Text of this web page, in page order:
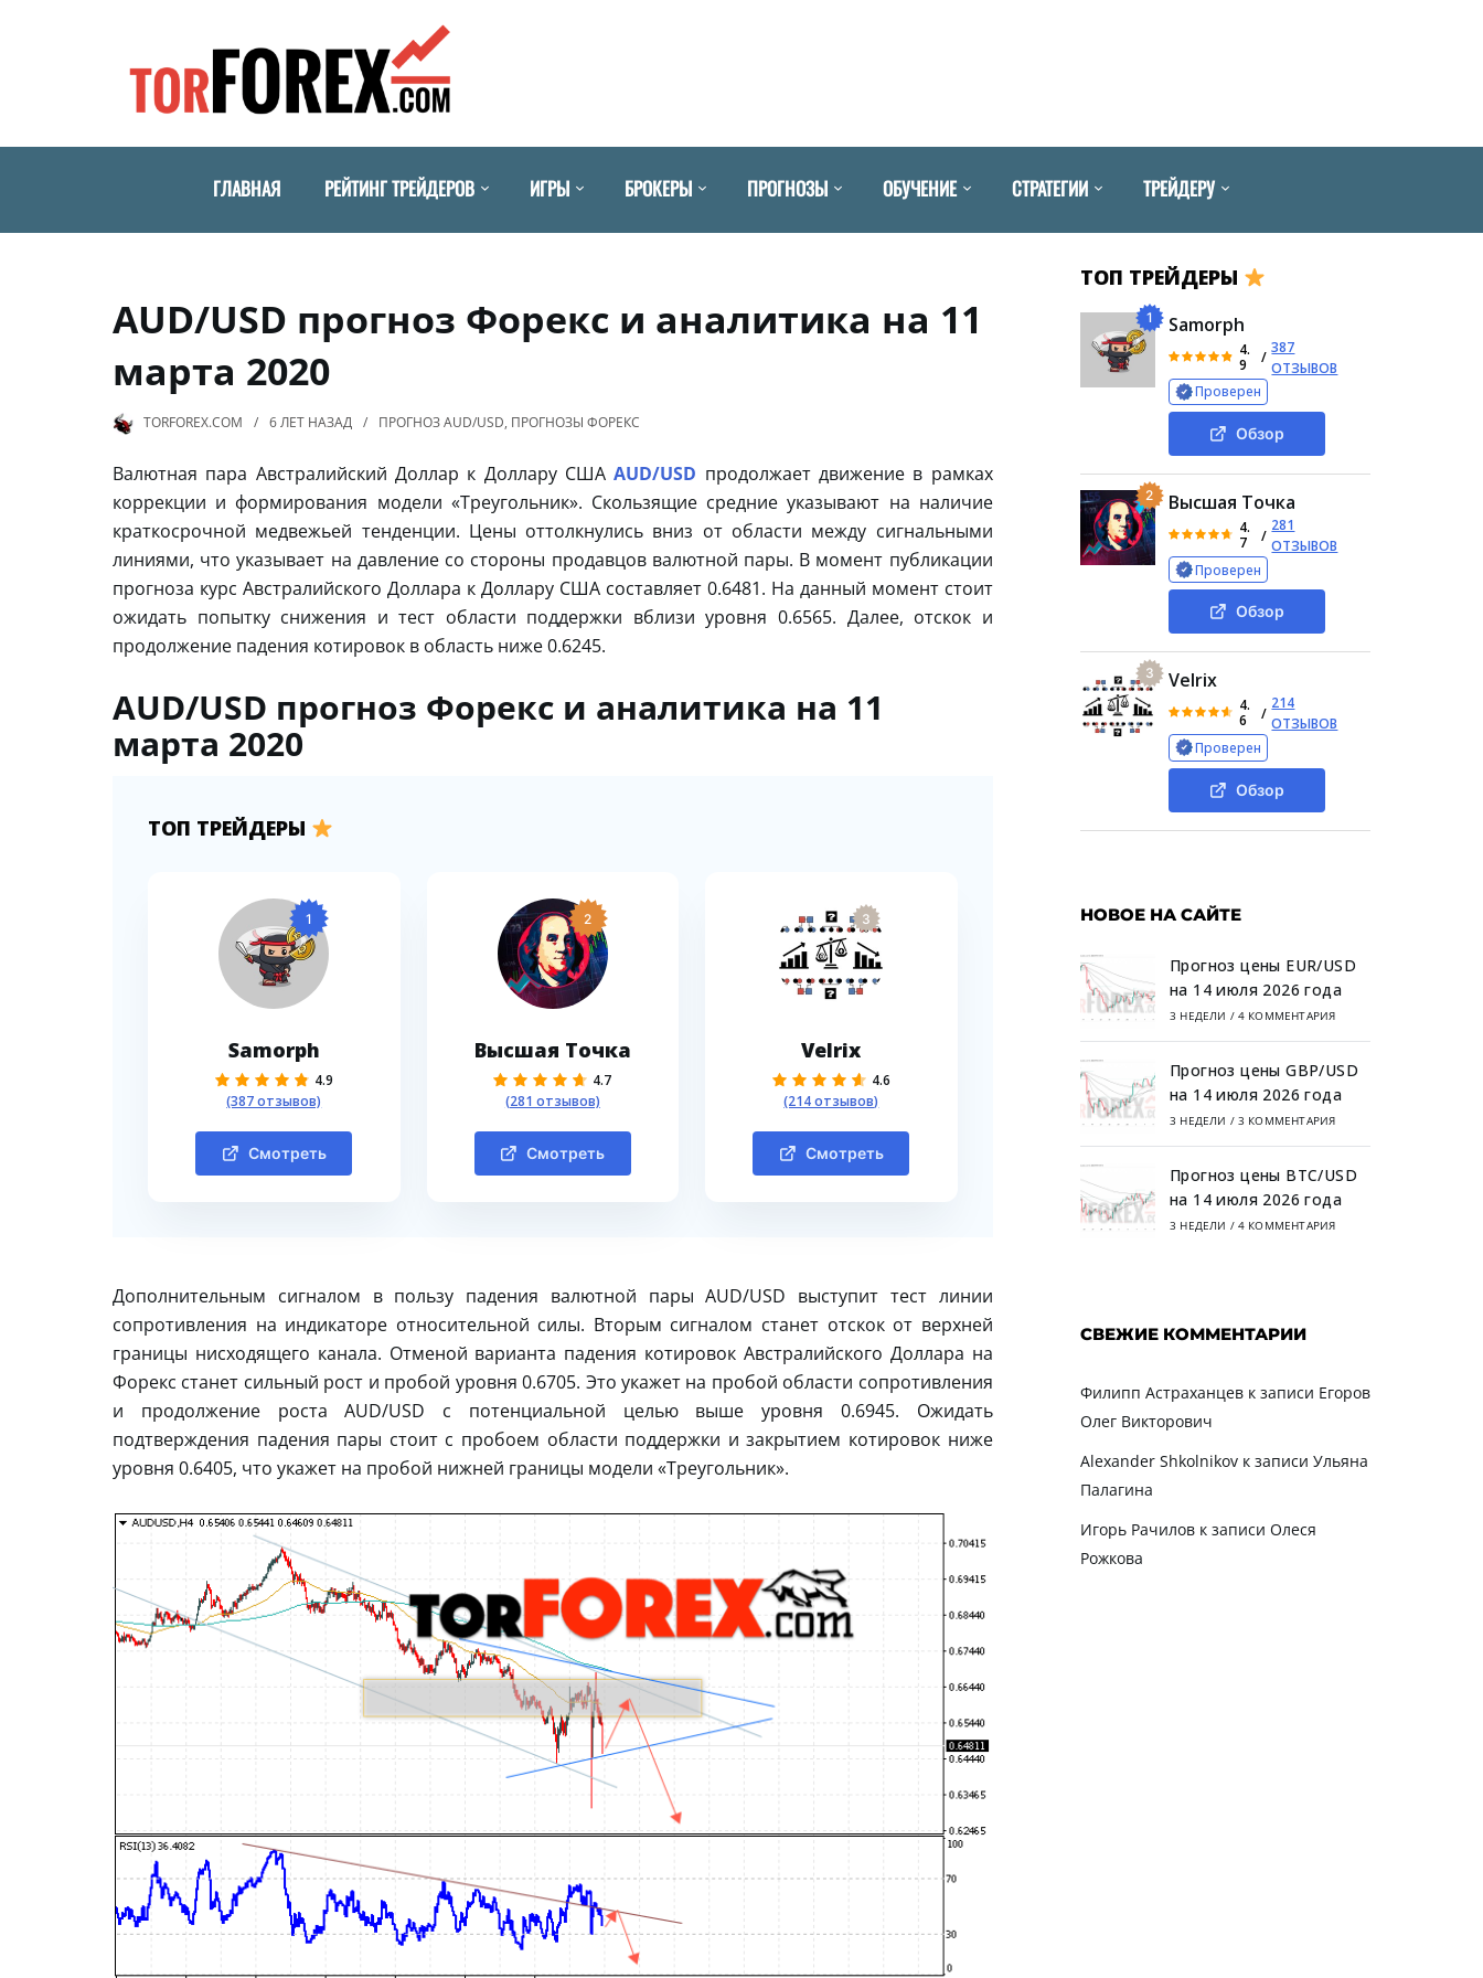
ГЛАВНАЯ РЕЙТИНГ ТРЕЙДЕРОВ ИГРЫ БРОКЕРЫ ПРОГНОЗЫ ОБУЧЕНИЕ СТРАТЕГИИ ТРЕЙДЕРУ
AUD/USD прогноз Форекс и аналитика на 11
марта 2020
TORFOREX.COM 6 ЛЕТ НАЗАД ПРОГНОЗ AUD/USD, ПРОГНОЗЫ ФОРЕКС
Валютная пара Австралийский Доллар к Доллару СШАAUD/USD продолжает движение в рамках
коррекции и формирования модели «Треугольник». Скользящие средние указывают на наличие
краткосрочной медвежьей тенденции. Цены оттолкнулись вниз от области между сигнальными
линиями, что указывает на давление со стороны продавцов валютной пары. В момент публикации
прогноза курс Австралийского Доллара к Доллару США составляет 0.6481. На данный момент стоит
ожидать попытку снижения и тест области поддержки вблизи уровня 0.6565. Далее, отскок и
продолжение падения котировок в область ниже 0.6245.
AUD/USD прогноз Форекс и аналитика на 11
марта 2020
ТОП ТРЕЙДЕРЫ
1
Samorph
4.9
(387 отзывов)
Смотреть
2
Высшая Точка
4.7
(281 отзывов)
Смотреть
3
Velrix
4.6
(214 отзывов)
Смотреть
Дополнительным сигналом в пользу падения валютной пары AUD/USD выступит тест линии
сопротивления на индикаторе относительной силы. Вторым сигналом станет отскок от верхней
границы нисходящего канала. Отменой варианта падения котировок Австралийского Доллара на
Форекс станет сильный рост и пробой уровня 0.6705. Это укажет на пробой области сопротивления
и продолжение роста AUD/USD с потенциальной целью выше уровня 0.6945. Ожидать
подтверждения падения пары стоит с пробоем области поддержки и закрытием котировок ниже
уровня 0.6405, что укажет на пробой нижней границы модели «Треугольник».
ТОП ТРЕЙДЕРЫ
1 Samorph
4.
9
/
387
ОТЗЫВОВ
Проверен
Обзор
2 Высшая Точка
4.
7
/
281
ОТЗЫВОВ
Проверен
Обзор
3 Velrix
4.
6
/
214
ОТЗЫВОВ
Проверен
Обзор
НОВОЕ НА САЙТЕ
Прогноз цены EUR/USD
на 14 июля 2026 года
3 НЕДЕЛИ / 4 КОММЕНТАРИЯ
Прогноз цены GBP/USD
на 14 июля 2026 года
3 НЕДЕЛИ / 3 КОММЕНТАРИЯ
Прогноз цены BTC/USD
на 14 июля 2026 года
3 НЕДЕЛИ / 4 КОММЕНТАРИЯ
СВЕЖИЕ КОММЕНТАРИИ
Филипп Астраханцевк записи Егоров
Олег Викторович
Alexander Shkolnikovк записи Ульяна
Палагина
Игорь Рачиловк записи Олеся
Рожкова